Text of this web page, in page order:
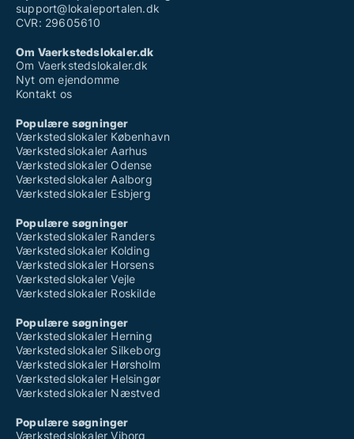
support@lokaleportalen.dk
CVR: 29605610
Om Vaerkstedslokaler.dk
Om Vaerkstedslokaler.dk
Nyt om ejendomme
Kontakt os
Populære søgninger
Værkstedslokaler København
Værkstedslokaler Aarhus
Værkstedslokaler Odense
Værkstedslokaler Aalborg
Værkstedslokaler Esbjerg
Populære søgninger
Værkstedslokaler Randers
Værkstedslokaler Kolding
Værkstedslokaler Horsens
Værkstedslokaler Vejle
Værkstedslokaler Roskilde
Populære søgninger
Værkstedslokaler Herning
Værkstedslokaler Silkeborg
Værkstedslokaler Hørsholm
Værkstedslokaler Helsingør
Værkstedslokaler Næstved
Populære søgninger
Værkstedslokaler Viborg